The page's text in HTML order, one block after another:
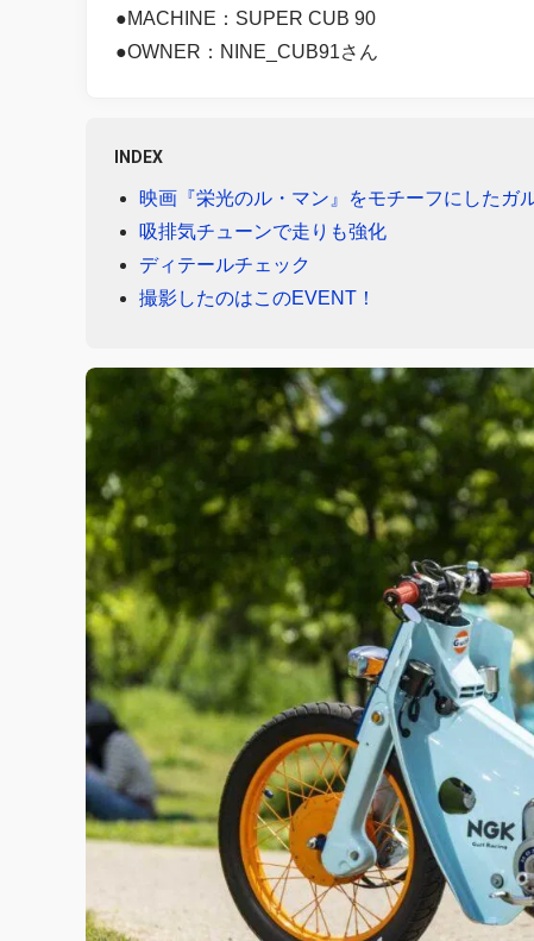
●MACHINE：SUPER CUB 90
●OWNER：NINE_CUB91さん
INDEX
映画『栄光のル・マン』をモチーフにしたガ
吸排気チューンで走りも強化
ディテールチェック
撮影したのはこのEVENT！